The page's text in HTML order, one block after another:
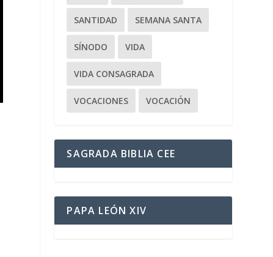
SANTIDAD SEMANA SANTA
SÍNODO VIDA
VIDA CONSAGRADA
VOCACIONES VOCACIÓN
SAGRADA BIBLIA CEE
PAPA LEÓN XIV